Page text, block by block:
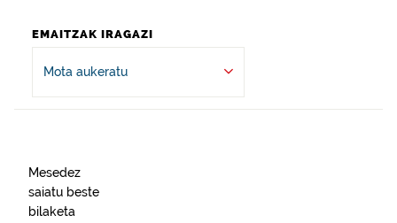
EMAITZAK IRAGAZI
Mota aukeratu
Mesedez
saiatu beste
bilaketa